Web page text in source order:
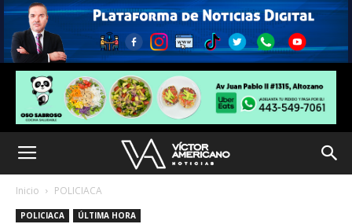
Inicio POLICIACA
POLICIACA ÚLTIMA HORA